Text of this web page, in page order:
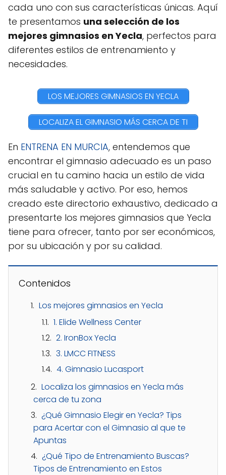
cada uno con sus características únicas. Aquí
te presentamos una selección de los
mejores gimnasios en Yecla, perfectos para
diferentes estilos de entrenamiento y
necesidades.
LOS MEJORES GIMNASIOS EN YECLA
LOCALIZA EL GIMNASIO MÁS CERCA DE TI
En ENTRENA EN MURCIA, entendemos que
encontrar el gimnasio adecuado es un paso
crucial en tu camino hacia un estilo de vida
más saludable y activo. Por eso, hemos
creado este directorio exhaustivo, dedicado a
presentarte los mejores gimnasios que Yecla
tiene para ofrecer, tanto por ser económicos,
por su ubicación y por su calidad.
Contenidos
Los mejores gimnasios en Yecla
1. Elide Wellness Center
2. IronBox Yecla
3. LMCC FITNESS
4. Gimnasio Lucasport
Localiza los gimnasios en Yecla más
cerca de tu zona
¿Qué Gimnasio Elegir en Yecla? Tips
para Acertar con el Gimnasio al que te
Apuntas
¿Qué Tipo de Entrenamiento Buscas?
Tipos de Entrenamiento en Estos